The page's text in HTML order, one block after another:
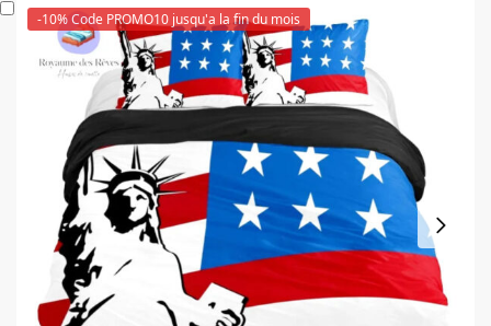
-10% Code PROMO10 jusqu'a la fin du mois